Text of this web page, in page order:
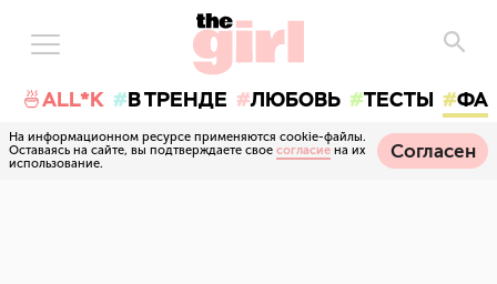
🍜ALL*K В ТРЕНДЕ ЛЮБОВЬ ТЕСТЫ
На информационном ресурсе применяются cookie-файлы.
Оставаясь на сайте, вы подтверждаете свое согласие на их
использование.
Согласен